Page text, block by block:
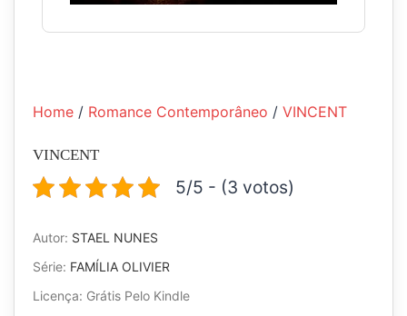
Home / Romance Contemporâneo / VINCENT
VINCENT
5/5 - (3 votos)
Autor: STAEL NUNES
Série: FAMÍLIA OLIVIER
Licença: Grátis Pelo Kindle